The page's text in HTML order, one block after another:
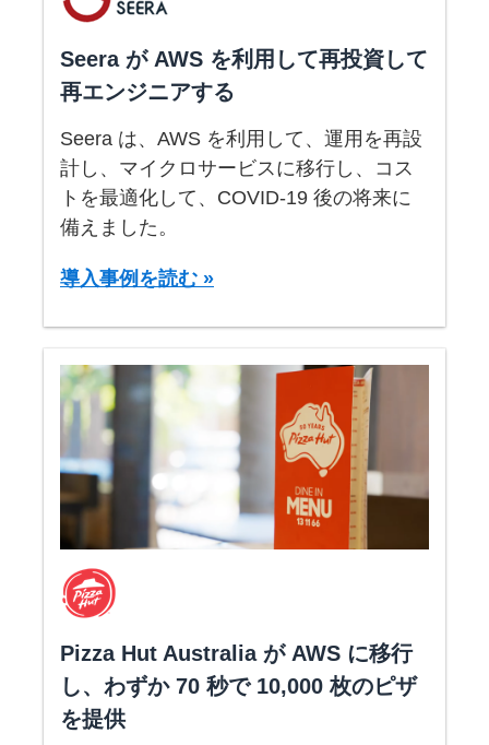
Seera が AWS を利用して再投資して
再エンジニアする
Seera は、AWS を利用して、運用を再設
計し、マイクロサービスに移行し、コス
トを最適化して、COVID-19 後の将来に
備えました。
導入事例を読む »
Pizza Hut Australia が AWS に移行
し、わずか 70 秒で 10,000 枚のピザ
を提供